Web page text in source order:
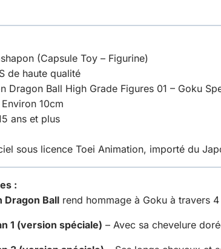
(Capsule Toy – Figurine)
de haute qualité
Dragon Ball High Grade Figures 01 – Goku
Environ 10cm
ans et plus
sous licence Toei Animation, importé du
:
Dragon Ball rend hommage à Goku à travers
1 (version spéciale) – Avec sa chevelure